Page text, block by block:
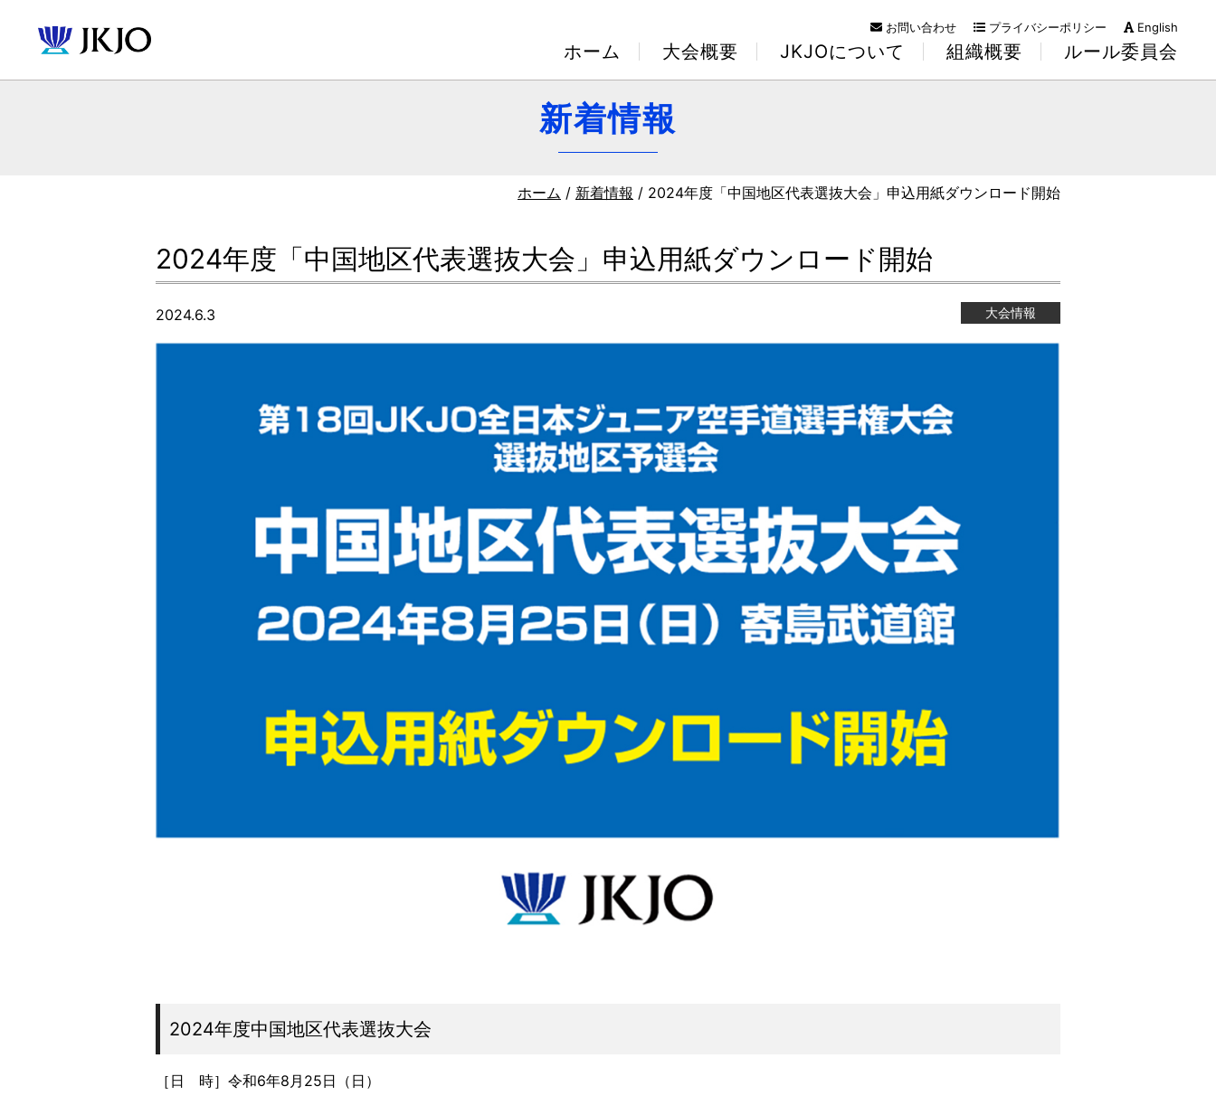
お問い合わせ プライバシーポリシー English
ホーム 大会概要 JKJOについて 組織概要 ルール委員会
新着情報
ホーム / 新着情報 / 2024年度「中国地区代表選抜大会」申込用紙ダウンロード開始
2024年度「中国地区代表選抜大会」申込用紙ダウンロード開始
2024.6.3 大会情報
2024年度中国地区代表選抜大会
［日 時］令和6年8月25日（日）